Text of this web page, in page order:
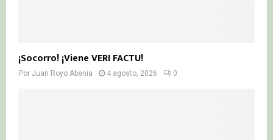
¡Socorro! ¡Viene VERI FACTU!
Por Juan Royo Abenia 4 agosto, 2026 0